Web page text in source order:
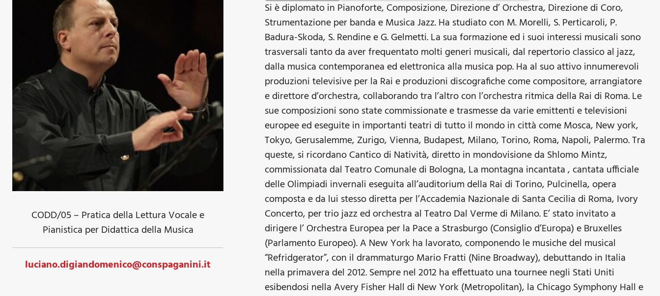
CODD/05 – Pratica della Lettura Vocale e
Pianistica per Didattica della Musica
luciano.digiandomenico@conspaganini.it
Si è diplomato in Pianoforte, Composizione, Direzione d’ Orchestra, Direzione di Coro,
Strumentazione per banda e Musica Jazz. Ha studiato con M. Morelli, S. Perticaroli, P.
Badura-Skoda, S. Rendine e G. Gelmetti. La sua formazione ed i suoi interessi musicali sono
trasversali tanto da aver frequentato molti generi musicali, dal repertorio classico al jazz,
dalla musica contemporanea ed elettronica alla musica pop. Ha al suo attivo innumerevoli
produzioni televisive per la Rai e produzioni discografiche come compositore, arrangiatore
e direttore d’orchestra, collaborando tra l’altro con l’orchestra ritmica della Rai di Roma. Le
sue composizioni sono state commissionate e trasmesse da varie emittenti e televisioni
europee ed eseguite in importanti teatri di tutto il mondo in città come Mosca, New york,
Tokyo, Gerusalemme, Zurigo, Vienna, Budapest, Milano, Torino, Roma, Napoli, Palermo. Tra
queste, si ricordano Cantico di Natività, diretto in mondovisione da Shlomo Mintz,
commissionata dal Teatro Comunale di Bologna, La montagna incantata , cantata ufficiale
delle Olimpiadi invernali eseguita all’auditorium della Rai di Torino, Pulcinella, opera
composta e da lui stesso diretta per l’Accademia Nazionale di Santa Cecilia di Roma, Ivory
Concerto, per trio jazz ed orchestra al Teatro Dal Verme di Milano. E’ stato invitato a
dirigere l’ Orchestra Europea per la Pace a Strasburgo (Consiglio d’Europa) e Bruxelles
(Parlamento Europeo). A New York ha lavorato, componendo le musiche del musical
“Refridgerator”, con il drammaturgo Mario Fratti (Nine Broadway), debuttando in Italia
nella primavera del 2012. Sempre nel 2012 ha effettuato una tournee negli Stati Uniti
esibendosi nella Avery Fisher Hall di New York (Metropolitan), la Chicago Symphony Hall e